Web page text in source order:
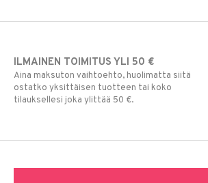
ILMAINEN TOIMITUS YLI 50 €
Aina maksuton vaihtoehto, huolimatta siitä
ostatko yksittäisen tuotteen tai koko
tilauksellesi joka ylittää 50 €.